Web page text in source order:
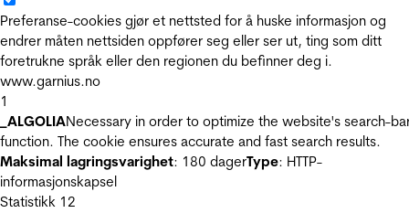
Preferanse-cookies gjør et nettsted for å huske informasjon og
endrer måten nettsiden oppfører seg eller ser ut, ting som ditt
foretrukne språk eller den regionen du befinner deg i.
www.garnius.no
1
_ALGOLIANecessary in order to optimize the website's search-
function. The cookie ensures accurate and fast search results.
Maksimal lagringsvarighet: 180 dagerType: HTTP-
informasjonskapsel
Statistikk 12